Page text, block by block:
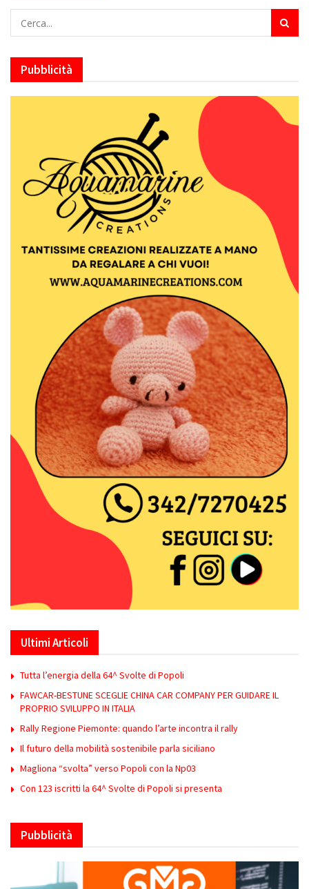
Pubblicità
Ultimi Articoli
Tutta l’energia della 64^ Svolte di Popoli
FAWCAR-BESTUNE SCEGLIE CHINA CAR COMPANY PER GUIDARE IL
PROPRIO SVILUPPO IN ITALIA
Rally Regione Piemonte: quando l’arte incontra il rally
Il futuro della mobilità sostenibile parla siciliano
Magliona “svolta” verso Popoli con la Np03
Con 123 iscritti la 64^ Svolte di Popoli si presenta
Pubblicità